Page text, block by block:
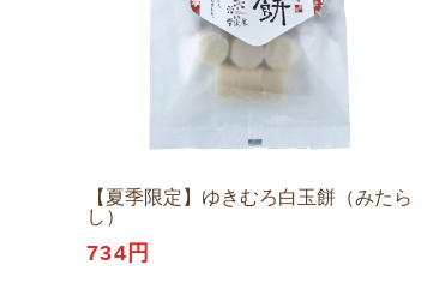
【夏季限定】ゆきむろ白玉餅（みたら
し）
734円